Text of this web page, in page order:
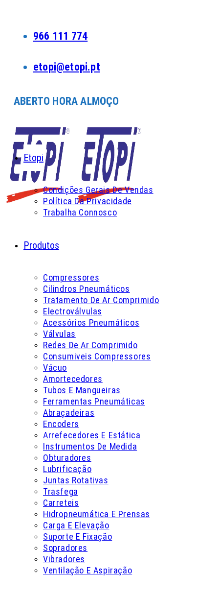
966 111 774
etopi@etopi.pt
ABERTO HORA ALMOÇO
Etopi
Condições Gerais De Vendas
Política Da Privacidade
Trabalha Connosco
Produtos
Compressores
Cilindros Pneumáticos
Tratamento De Ar Comprimido
Electroválvulas
Acessórios Pneumáticos
Válvulas
Redes De Ar Comprimido
Consumiveis Compressores
Vácuo
Amortecedores
Tubos E Mangueiras
Ferramentas Pneumáticas
Abraçadeiras
Encoders
Arrefecedores E Estática
Instrumentos De Medida
Obturadores
Lubrificação
Juntas Rotativas
Trasfega
Carreteis
Hidropneumática E Prensas
Carga E Elevação
Suporte E Fixação
Sopradores
Vibradores
Ventilação E Aspiração